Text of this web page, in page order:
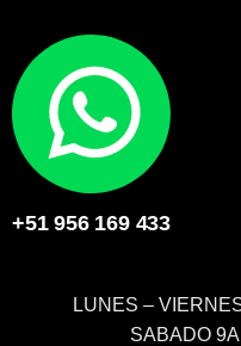
+51 956 169 433
LUNES –
SABADO